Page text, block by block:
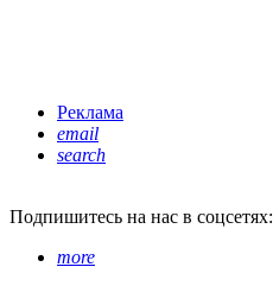
Реклама
email
search
Подпишитесь на нас в соцсетях:
more